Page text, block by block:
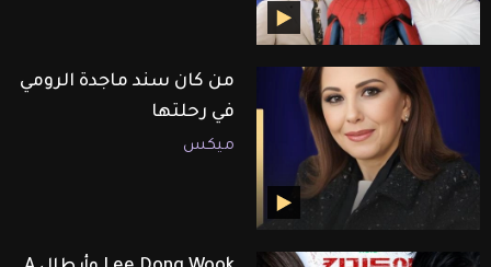
من كان سند ماجدة الرومي
في رحلتها
ميكس